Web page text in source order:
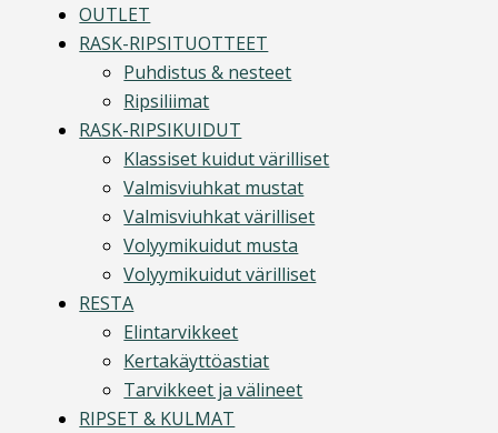
OUTLET
RASK-RIPSITUOTTEET
Puhdistus & nesteet
Ripsiliimat
RASK-RIPSIKUIDUT
Klassiset kuidut värilliset
Valmisviuhkat mustat
Valmisviuhkat värilliset
Volyymikuidut musta
Volyymikuidut värilliset
RESTA
Elintarvikkeet
Kertakäyttöastiat
Tarvikkeet ja välineet
RIPSET & KULMAT